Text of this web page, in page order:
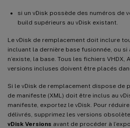
si un vDisk possède des numéros de
build supérieurs au vDisk existant.
Le vDisk de remplacement doit inclure
incluant la dernière base fusionnée, ou si
n’existe, la base. Tous les fichiers VHDX,
versions incluses doivent être placés
Si le vDisk de remplacement dispose de
de manifeste (XML) doit être inclus au
manifeste, exportez le vDisk. Pour
délivrés, supprimez les versions
vDisk Versions avant de procéder à